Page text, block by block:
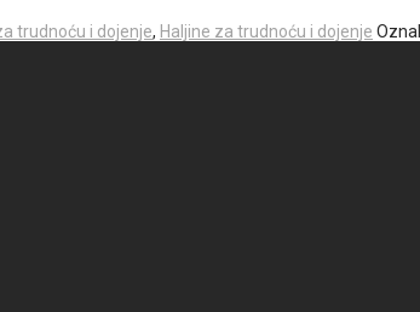
trudnoću i dojenje, Haljine za trudnoću i dojenje